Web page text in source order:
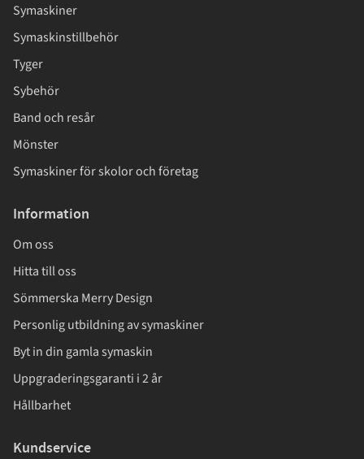
Symaskiner
Symaskinstillbehör
Tyger
Sybehör
Band och resår
Mönster
Symaskiner för skolor och företag
Information
Om oss
Hitta till oss
Sömmerska Merry Design
Personlig utbildning av symaskiner
Byt in din gamla symaskin
Uppgraderingsgaranti i 2 år
Hållbarhet
Kundservice